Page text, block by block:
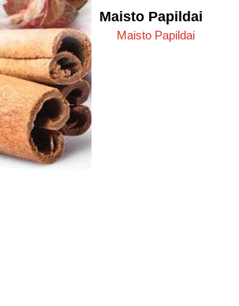
Maisto Papildai
Maisto Papildai